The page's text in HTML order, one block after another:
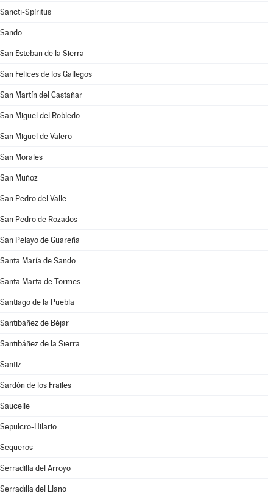
Sancti-Spíritus
Sando
San Esteban de la Sierra
San Felices de los Gallegos
San Martín del Castañar
San Miguel del Robledo
San Miguel de Valero
San Morales
San Muñoz
San Pedro del Valle
San Pedro de Rozados
San Pelayo de Guareña
Santa María de Sando
Santa Marta de Tormes
Santiago de la Puebla
Santibáñez de Béjar
Santibáñez de la Sierra
Santiz
Sardón de los Frailes
Saucelle
Sepulcro-Hilario
Sequeros
Serradilla del Arroyo
Serradilla del Llano